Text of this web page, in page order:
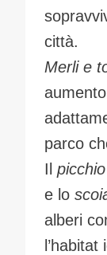
città.
Merli e
parco
Il
e lo
alberi
l’habitat